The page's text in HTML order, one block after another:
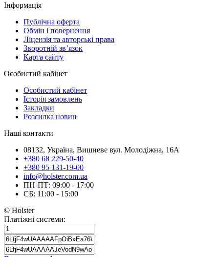
Інформація
Публічна оферта
Обмін і повернення
Ліцензія та авторські права
Зворотній зв’язок
Карта сайту
Особистий кабінет
Особистий кабінет
Історія замовлень
Закладки
Розсилка новин
Наші контакти
08132, Україна, Вишневе вул. Молодіжна, 16А
+380 68 229-50-40
+380 95 131-19-00
info@holster.com.ua
ПН-ПТ: 09:00 - 17:00
СБ: 11:00 - 15:00
© Holster
Платіжні системи: